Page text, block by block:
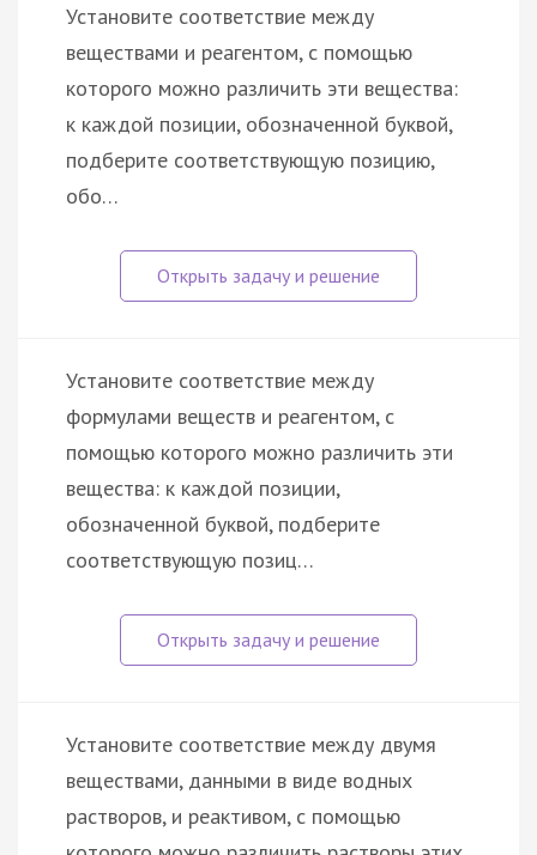
Установите соответствие между
веществами и реагентом, c помощью
которого можно различить эти вещества:
к каждой позиции, обозначенной буквой,
подберите соответствующую позицию,
обо…
Установите соответствие между
формулами веществ и реагентом, с
помощью которого можно различить эти
вещества: к каждой позиции,
обозначенной буквой, подберите
соответствующую позиц…
Установите соответствие между двумя
веществами, данными в виде водных
растворов, и реактивом, с помощью